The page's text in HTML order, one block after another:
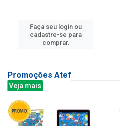
Faça seu login ou
cadastre-se para
comprar.
Promoções Atef
Veja mais